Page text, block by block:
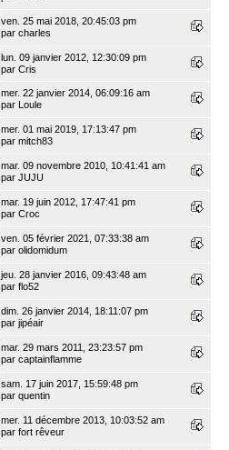
ven. 25 mai 2018, 20:45:03 pm
par charles
lun. 09 janvier 2012, 12:30:09 pm
par Cris
mer. 22 janvier 2014, 06:09:16 am
par
Loule
mer. 01 mai 2019, 17:13:47 pm
par mitch83
mar. 09 novembre 2010, 10:41:41 am
par JUJU
mar. 19 juin 2012, 17:47:41 pm
par Croc
ven. 05 février 2021, 07:33:38 am
par olidomidum
jeu. 28 janvier 2016, 09:43:48 am
par flo52
dim. 26 janvier 2014, 18:11:07 pm
par jipéair
mar. 29 mars 2011, 23:23:57 pm
par captainflamme
sam. 17 juin 2017, 15:59:48 pm
par quentin
mer. 11 décembre 2013, 10:03:52 am
par fort rêveur